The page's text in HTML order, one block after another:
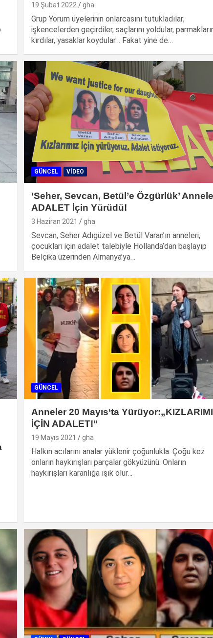
19 Şubat 2022 gha
Grup Yorum üyelerinin onlarcasını tutukladılar;
işkencelerden geçirdiler, saçlarını yoldular,
kırdılar, yasaklar koydular… Fakat yine de…
GÜNCEL VIDEO
‘Seher, Sevcan, Betül’e Özgürlük’
ADALET İçin Yürüdü!
3 Haziran 2021 gha
Sevcan, Seher Adıgüzel ve Betül Varan’ın anneleri,
çocukları için adalet talebiyle Hollanda’dan başlayıp
Belçika üzerinden Almanya’ya…
GÜNCEL
Anneler 20 Mayıs‘ta
İÇİN ADALET!“
19 Mayıs 2021 gha
Halkın acılarını analar yüklenir çoğunlukla. Çoğu kez
onların haykırışları parçalar gökyüzünü. Onların
haykırışları karanlığa ışık olur…